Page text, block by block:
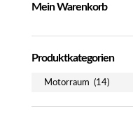
Mein Warenkorb
Produktkategorien